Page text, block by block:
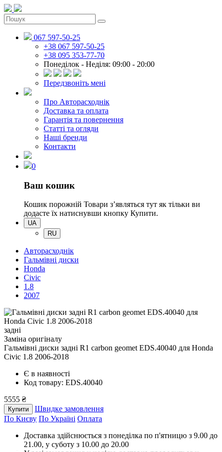
067 597-50-25
+38 067 597-50-25
+38 095 353-77-70
Понеділок - Неділя: 09:00 - 20:00
Передзвоніть мені
Про Авторасходнік
Доставка та оплата
Гарантія та повернення
Статті та огляди
Наші бренди
Контакти
0
Ваш кошик
Кошик порожній Товари зʼявляться тут як тільки ви
додасте їх натиснувши кнопку Купити.
UA
RU
Авторасходнік
Гальмівні диски
Honda
Civic
1.8
2007
задні
Заміна оригіналу
Гальмівні диски задні R1 carbon geomet EDS.40040 для Honda
Civic 1.8 2006-2018
Є в наявності
Код товару: EDS.40040
5555 ₴
Купити
Швидке замовлення
По Києву По Україні Оплата
Доставка здійснюється з понеділка по п'ятницю з 9.00 до
21.00, у суботу з 10.00 до 20.00